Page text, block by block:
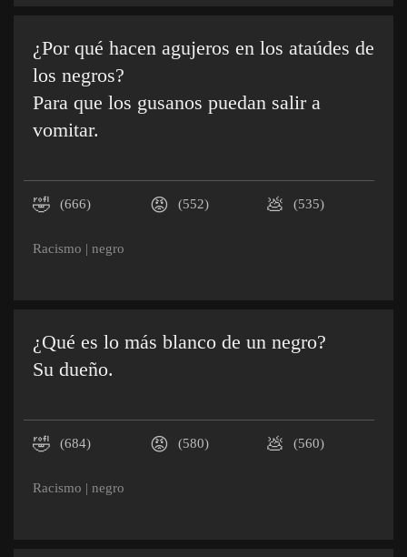
¿Por qué hacen agujeros en los ataúdes de
los negros?
Para que los gusanos puedan salir a
vomitar.
🤣 (666) 😡 (552) 💩 (535)
Racismo | negro
¿Qué es lo más blanco de un negro?
Su dueño.
🤣 (684) 😡 (580) 💩 (560)
Racismo | negro